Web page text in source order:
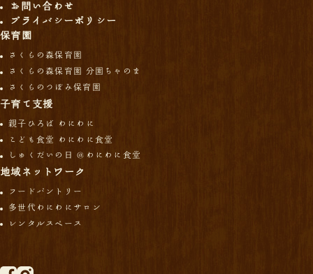
お問い合わせ
プライバシーポリシー
保育園
さくらの森保育園
さくらの森保育園 分園ちゃのま
さくらのつぼみ保育園
子育て支援
親子ひろば わにわに
こども食堂 わにわに食堂
しゅくだいの日 ＠わにわに食堂
地域ネットワーク
フードパントリー
多世代わにわにサロン
レンタルスペース